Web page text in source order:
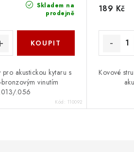
Skladem na
prodejně
pro akustickou kytaru s
vinutím
.013/.056
Kód: 110092
189 Kč
Kovové